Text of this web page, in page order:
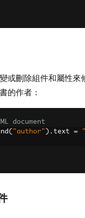
或刪除組件和屬性來
的作者：
document
( "author" ). text =